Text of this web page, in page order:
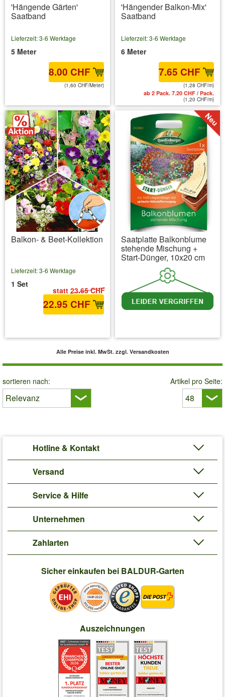
'Hängende Gärten'
Saatband
Lieferzeit: 3-6 Werktage
5 Meter
8.00 CHF
(1,60 CHF/Meter)
'Hängender Balkon-Mix'
Saatband
Lieferzeit: 3-6 Werktage
6 Meter
7.65 CHF
(1,28 CHF/m)
ab 2 Pack. 7.20 CHF / Pack.
(1,20 CHF/m)
Balkon- & Beet-Kollektion
statt 23.65 CHF
Lieferzeit: 3-6 Werktage
1 Set
22.95 CHF
Saatplatte Balkonblume
stehende Mischung +
Start-Dünger, 10x20 cm
Alle Preise inkl. MwSt. zzgl. Versandkosten
sortieren nach: Artikel pro Seite:
Hotline & Kontakt
Versand
Service & Hilfe
Unternehmen
Zahlarten
Sicher einkaufen bei BALDUR-Garten
Auszeichnungen